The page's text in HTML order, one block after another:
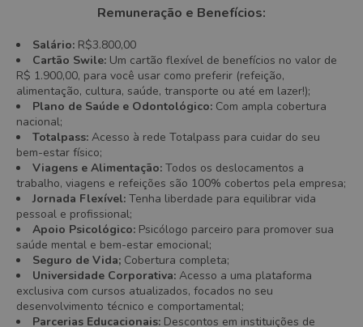
Remuneração e Benefícios:
Salário: R$3.800,00
Cartão Swile: Um cartão flexível de benefícios no valor de
R$ 1.900,00, para você usar como preferir (refeição,
alimentação, cultura, saúde, transporte ou até em lazer!);
Plano de Saúde e Odontológico: Com ampla cobertura
nacional;
Totalpass: Acesso à rede Totalpass para cuidar do seu
bem-estar físico;
Viagens e Alimentação: Todos os deslocamentos a
trabalho, viagens e refeições são 100% cobertos pela empresa;
Jornada Flexível: Tenha liberdade para equilibrar vida
pessoal e profissional;
Apoio Psicológico: Psicólogo parceiro para promover sua
saúde mental e bem-estar emocional;
Seguro de Vida; Cobertura completa;
Universidade Corporativa: Acesso a uma plataforma
exclusiva com cursos atualizados, focados no seu
desenvolvimento técnico e comportamental;
Parcerias Educacionais: Descontos em instituições de